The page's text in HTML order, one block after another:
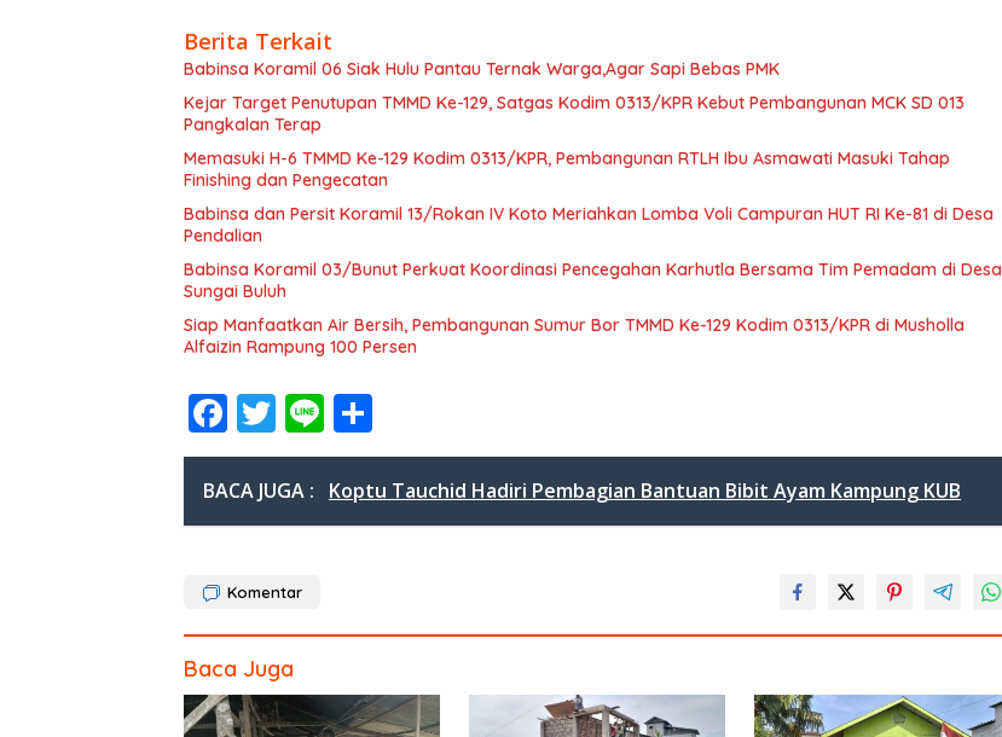
Berita Terkait
Babinsa Koramil 06 Siak Hulu Pantau Ternak Warga,Agar Sapi Bebas PMK
Kejar Target Penutupan TMMD Ke-129, Satgas Kodim 0313/KPR Kebut Pembangunan MCK SD 013
Pangkalan Terap
Memasuki H-6 TMMD Ke-129 Kodim 0313/KPR, Pembangunan RTLH Ibu Asmawati Masuki Tahap
Finishing dan Pengecatan
Babinsa dan Persit Koramil 13/Rokan IV Koto Meriahkan Lomba Voli Campuran HUT RI Ke-81 di Desa
Pendalian
Babinsa Koramil 03/Bunut Perkuat Koordinasi Pencegahan Karhutla Bersama Tim Pemadam di Desa
Sungai Buluh
Siap Manfaatkan Air Bersih, Pembangunan Sumur Bor TMMD Ke-129 Kodim 0313/KPR di Musholla
Alfaizin Rampung 100 Persen
F
ac
e
b
o
k
T
w
itt
er
Li
n
e
h
ar
e
BACA JUGA : Koptu Tauchid Hadiri Pembagian Bantuan Bibit Ayam Kampung KUB
Komentar
Baca Juga